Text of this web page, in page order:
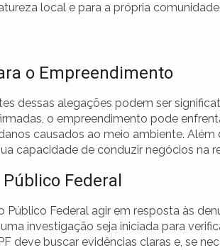
local e para a própria comunidade.
o Empreendimento
dessas alegações podem ser
o empreendimento pode
causados ao meio ambiente.
capacidade de conduzir negócios na
Federal
Público Federal agir em resposta às
investigação seja iniciada para
deve buscar evidências claras e, se